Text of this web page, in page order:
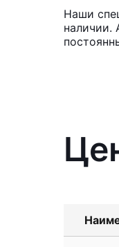
Наши
наличии.